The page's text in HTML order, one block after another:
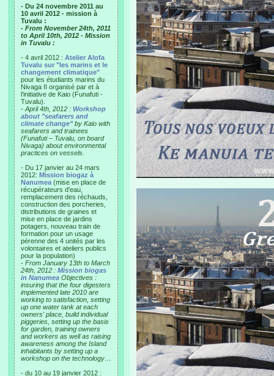
- Du 24 novembre 2011 au
10 avril 2012 - mission à
Tuvalu :
- From November 24th, 2011
to April 10th, 2012 - Mission
in Tuvalu :
- 4 avril 2012 : Atelier Alofa
Tuvalu sur "les marins et le
changement climatique"
pour les étudiants marins du
Nivaga II organisé par et à
l'initiative de Kaio (Funafuti -
Tuvalu).
- April 4th, 2012 : Workshop
about "seafarers and
climate change"by Kaio with
seafarers and trainees
(Funafuti – Tuvalu, on board
Nivaga) about environmental
practices on vessels.
- Du 17 janvier au 24 mars
2012: Mission biogaz à
Nanumea (mise en place de
récupérateurs d'eau,
remplacement des réchauds,
construction des porcheries,
distributions de graines et
mise en place de jardins
potagers, nouveau train de
formation pour un usage
pérenne des 4 unités par les
volontaires et ateliers publics
pour la population)
- From January 13th to March
24th, 2012 : Mission biogas
in Nanumea Objectives :
insuring that the four digesters
implemented late 2010 are
working to satisfaction, setting
up one water tank at each
owners' place, build individual
piggeries, setting up the basis
for garden, training owners
and workers as well as raising
awareness among the Island
inhabitants by setting up a
workshop on the technology…
- du 10 au 19 janvier 2012 :